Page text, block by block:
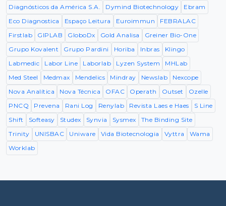
Diagnósticos da América S.A.
Dymind Biotechnology
Ebram
Eco Diagnostica
Espaço Leitura Euroimmun
FEBRALAC
Firstlab
GIPLAB GloboDx Gold Analisa
Greiner Bio-One
Grupo Kovalent
Grupo Pardini Horiba Inbras
Klingo
Labmedic
Labor Line Laborlab Lyzen System
MHLab
Med Steel
Medmax Mendelics Mindray Newslab
Nexcope
Nova Analítica
Nova Técnica OFAC Operath Outset
Ozelle
PNCQ
Prevena Rani Log Renylab Revista Laes e Haes
S Line
Shift
Softeasy Studex Synvia Sysmex
The Binding Site
Trinity
UNISBAC Uniware Vida Biotecnologia Vyttra
Wama
Worklab